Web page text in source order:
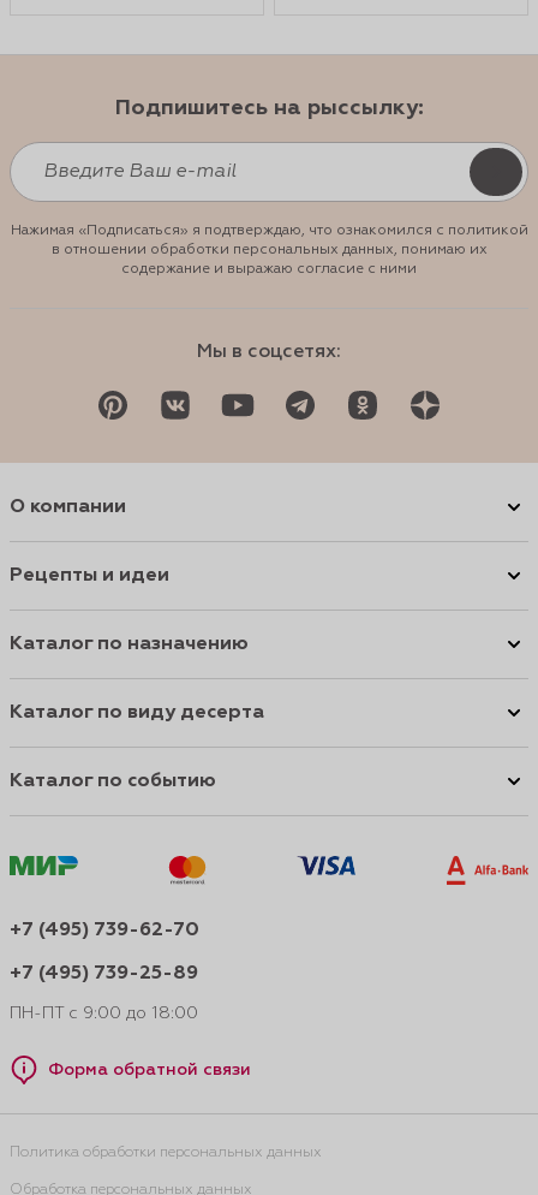
Подпишитесь на рыссылку:
Нажимая «Подписаться» я подтверждаю, что ознакомился с политикой
в отношении обработки персональных данных, понимаю их
содержание и выражаю согласие с ними
Мы в соцсетях:
О компании
Рецепты и идеи
Каталог по назначению
Каталог по виду десерта
Каталог по событию
+7 (495) 739-62-70
+7 (495) 739-25-89
ПН-ПТ с 9:00 до 18:00
Форма обратной связи
Политика обработки персональных данных
Обработка персональных данных